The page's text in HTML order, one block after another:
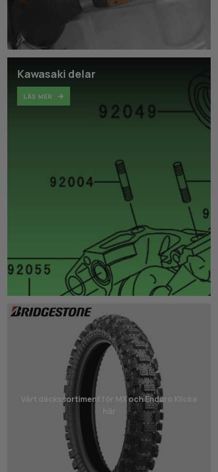
Kawasaki delar
LÄS MER
Vårt däcks­sortiment för MX och Enduro Klicka